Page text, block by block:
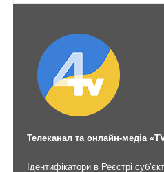
Телеканал та онлайн-медіа
Ідентифікатори в Реєстрі